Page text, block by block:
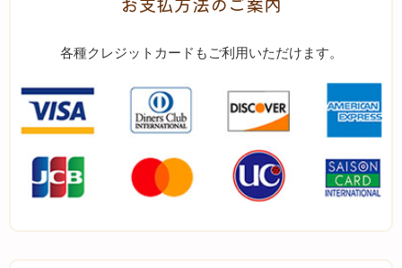
各種クレジットカードもご利用いただけます。